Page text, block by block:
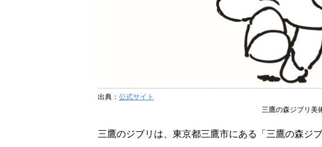
出典： 公式サイト
三鷹の森ジブリ美
三鷹のジブリは、東京都三鷹市にある「三鷹の森ジ